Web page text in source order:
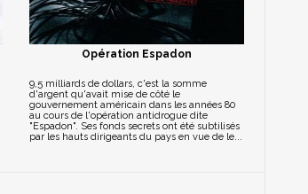
Opération Espadon
9,5 milliards de dollars, c'est la somme
d'argent qu'avait mise de côté le
gouvernement américain dans les années 80
au cours de l'opération antidrogue dite
"Espadon". Ses fonds secrets ont été subtilisés
par les hauts dirigeants du pays en vue de le...